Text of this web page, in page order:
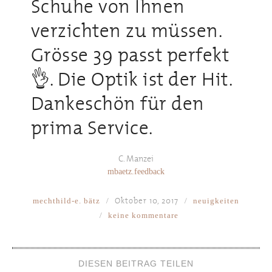
verzichten zu müssen.
Grösse 39 passt perfekt
👌. Die Optik ist der Hit.
Dankeschön für den
prima Service.
C. Manzei
mbaetz.feedback
mechthild-e. bätz Oktober 10, 2017
neuigkeiten
keine kommentare
DIESEN BEITRAG TEILEN